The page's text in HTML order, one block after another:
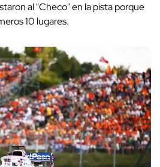
al "Checo" en la pista porque
10 lugares.